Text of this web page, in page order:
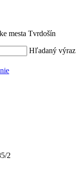
mesta Tvrdošín
Hľadaný výraz
2